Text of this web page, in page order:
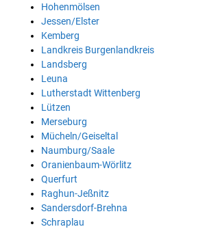
Hohenmölsen
Jessen/Elster
Kemberg
Landkreis Burgenlandkreis
Landsberg
Leuna
Lutherstadt Wittenberg
Lützen
Merseburg
Mücheln/Geiseltal
Naumburg/Saale
Oranienbaum-Wörlitz
Querfurt
Raghun-Jeßnitz
Sandersdorf-Brehna
Schraplau